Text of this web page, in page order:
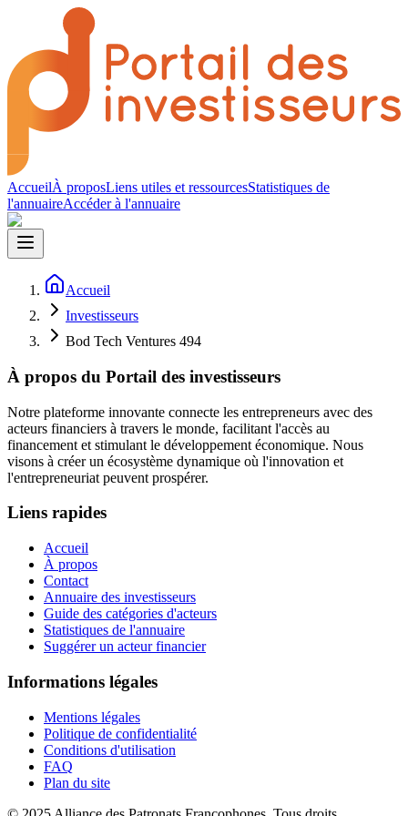
AccueilÀ proposLiens utiles et ressourcesStatistiques de
l'annuaireAccéder à l'annuaire
Accueil
Investisseurs
Bod Tech Ventures 494
À propos du Portail des investisseurs
Notre plateforme innovante connecte les entrepreneurs avec des
acteurs financiers à travers le monde, facilitant l'accès au
financement et stimulant le développement économique. Nous
visons à créer un écosystème dynamique où l'innovation et
l'entrepreneuriat peuvent prospérer.
Liens rapides
Accueil
À propos
Contact
Annuaire des investisseurs
Guide des catégories d'acteurs
Statistiques de l'annuaire
Suggérer un acteur financier
Informations légales
Mentions légales
Politique de confidentialité
Conditions d'utilisation
FAQ
Plan du site